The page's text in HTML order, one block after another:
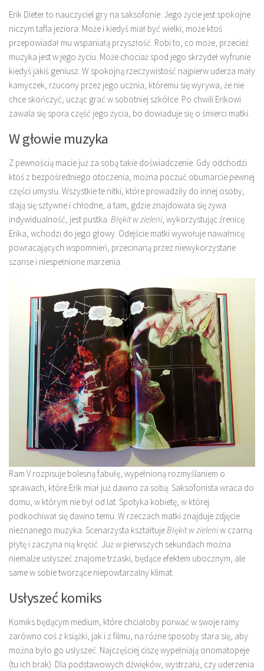
Erik Dieter to nauczyciel gry na saksofonie. Jego życie jest spokojne
niczym tafla jeziora. Może i kiedyś miał być wielki, może ktoś
przepowiadał mu wspaniałą przyszłość. Robi to, co może, przecież
muzyka jest w jego życiu. Może chociaż spod jego skrzydeł wyfrunie
kiedyś jakiś geniusz. W spokojną rzeczywistość najpierw uderza mały
kamyczek, rzucony przez jego ucznia, któremu się wyrywa, że nie
chce skończyć, ucząc grać w sobotniej szkółce. Po chwili Erikowi
zawala się spora część jego życia, bo dowiaduje się o śmierci matki.
W głowie muzyka
Z pewnością macie już za sobą takie doświadczenie. Gdy odchodzi
ktoś z bezpośredniego otoczenia, można poczuć obumarcie pewnej
części umysłu. Wszystkie te nitki, które prowadziły do innej osoby,
stają się sztywne i chłodne, a tam, gdzie znajdowała się żywa
indywidualność, jest pustka. Błękit w zieleni, wykorzystując źrenicę
Erika, wchodzi do jego głowy. Odejście matki wywołuje nawałnicę
powracających wspomnień, przecinaną przez niewykorzystane
szanse i niespełnione marzenia.
Ram V rozpisuje bolesną fabułę, wypełnioną rozmyślaniem o
sprawach, które Erik miał już dawno za sobą. Saksofonista wraca do
domu, w którym nie był od lat. Spotyka kobietę, w której
podkochiwał się dawno temu. W rzeczach matki znajduje zdjęcie
nieznanego muzyka. Scenarzysta kształtujeBłękit w zieleniw czarną
płytę i zaczyna nią kręcić. Już w pierwszych sekundach można
niemalże usłyszeć znajome trzaski, będące efektem ubocznym, ale
same w sobie tworzące niepowtarzalny klimat.
Usłyszeć komiks
Komiks będącym medium, które chciałoby porwać w swoje ramy
zarówno coś z książki, jak i z filmu, na różne sposoby stara się, aby
można było go usłyszeć. Najczęściej ciszę wypełniają onomatopeje
(tu ich brak). Dla podstawowych dźwięków, wystrzału, czy uderzenia